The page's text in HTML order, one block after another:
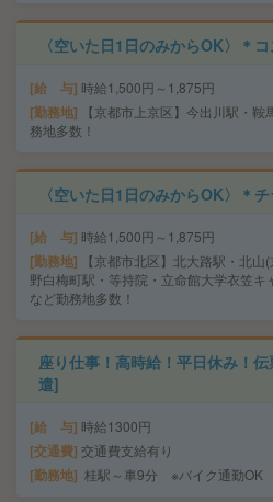
〈空いた日1日のみからOK〉＊
給 与 時給1,500円～1,875円
勤務地
【京都市上京区】今出川駅・鞍
務地多数！
〈空いた日1日のみからOK〉＊
給 与 時給1,500円～1,875円
勤務地
【京都市北区】北大路駅・北山
野白梅町駅・等持院・立命館大学衣笠キ
など勤務地多数！
座り仕事！高時給！平日休み！
遣]
給 与 時給1300円
交通費 交通費支給有り
勤務地 桂駅～車9分 ※バイク通勤OK